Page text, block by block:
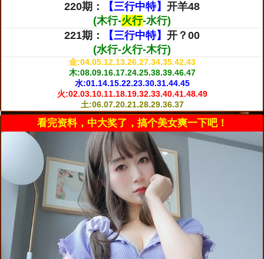
220期：
【三行中特】 开羊48
(木行-火行-水行)
221期：
【三行中特】 开？00
(水行-火行-木行)
金:04.05.12.13.26.27.34.35.42.43
木:08.09.16.17.24.25.38.39.46.47
水:01.14.15.22.23.30.31.44.45
火:02.03.10.11.18.19.32.33.40.41.48.49
土:06.07.20.21.28.29.36.37
看完资料，中大奖了，搞个美女爽一下吧！